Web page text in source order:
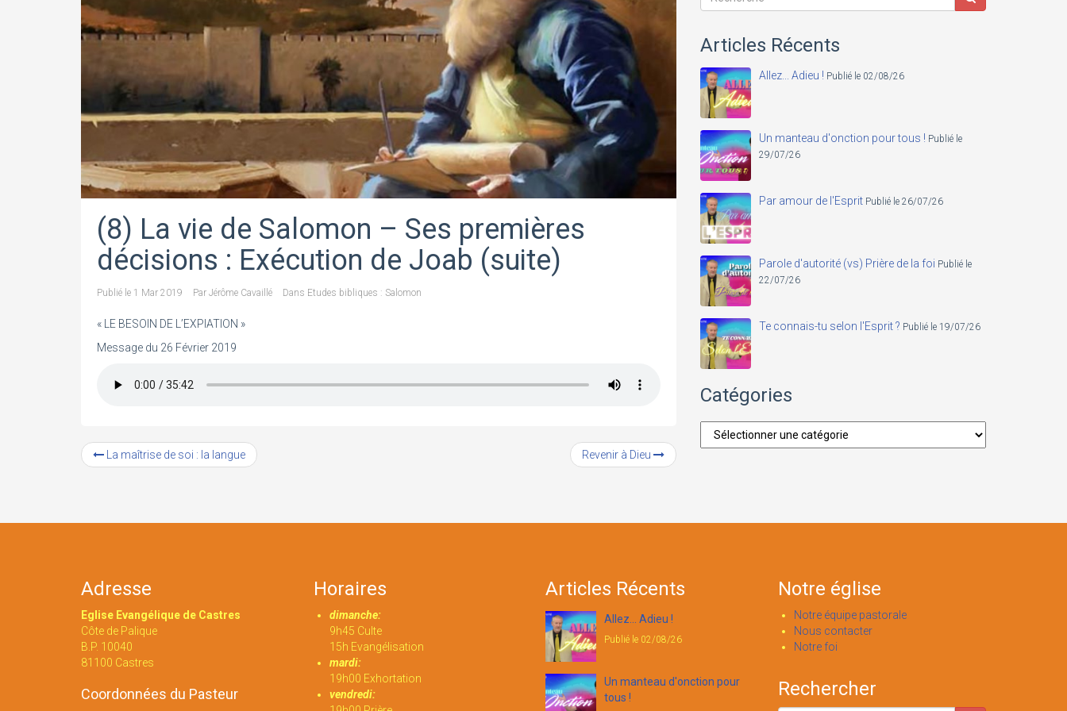
(8) La vie de Salomon – Ses premières
décisions : Exécution de Joab (suite)
Publié le 1 Mar 2019 Par Jérôme Cavaillé Dans Etudes bibliques : Salomon
« LE BESOIN DE L’EXPIATION »
Message du 26 Février 2019
La maîtrise de soi : la langue Revenir à Dieu
Articles Récents
Allez... Adieu ! Publié le 02/08/26
Un manteau d'onction pour tous ! Publié le
29/07/26
Par amour de l'Esprit Publié le 26/07/26
Parole d'autorité (vs) Prière de la foi Publié le
22/07/26
Te connais-tu selon l'Esprit ? Publié le 19/07/26
Catégories
Catégories
Adresse
Eglise Evangélique de Castres
Côte de Palique
B.P. 10040
81100 Castres
Coordonnées du Pasteur
Horaires
dimanche:
9h45 Culte
15h Evangélisation
mardi:
19h00 Exhortation
vendredi:
Articles Récents
Allez... Adieu !
Publié le 02/08/26
Un manteau d'onction pour
tous !
Notre église
Notre équipe pastorale
Nous contacter
Notre foi
Rechercher